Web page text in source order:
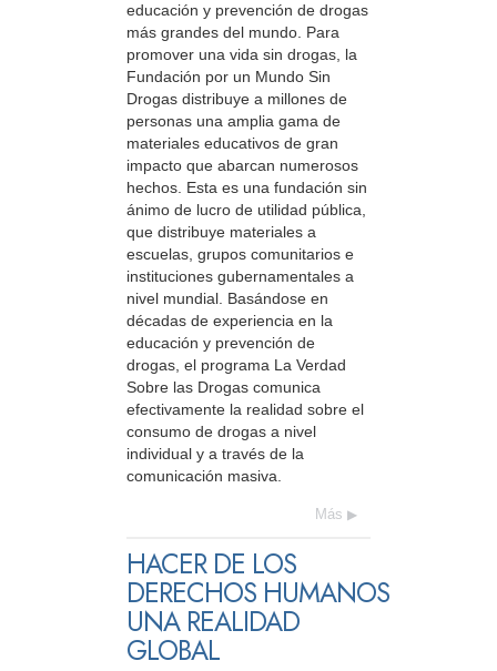
educación y prevención de drogas
más grandes del mundo. Para
promover una vida sin drogas, la
Fundación por un Mundo Sin
Drogas distribuye a millones de
personas una amplia gama de
materiales educativos de gran
impacto que abarcan numerosos
hechos. Esta es una fundación sin
ánimo de lucro de utilidad pública,
que distribuye materiales a
escuelas, grupos comunitarios e
instituciones gubernamentales a
nivel mundial. Basándose en
décadas de experiencia en la
educación y prevención de
drogas, el programa La Verdad
Sobre las Drogas comunica
efectivamente la realidad sobre el
consumo de drogas a nivel
individual y a través de la
comunicación masiva.
Más
HACER DE LOS
DERECHOS HUMANOS
UNA REALIDAD
GLOBAL